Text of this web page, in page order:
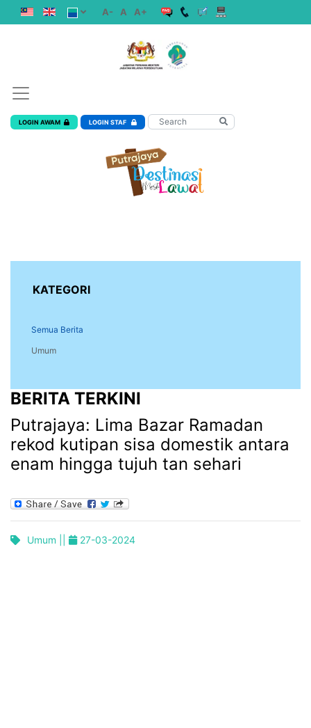
A- A A+
LOGIN AWAM LOGIN STAF
KATEGORI
Semua Berita
Umum
BERITA TERKINI
Putrajaya: Lima Bazar Ramadan
rekod kutipan sisa domestik antara
enam hingga tujuh tan sehari
Umum || 27-03-2024